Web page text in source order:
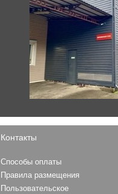
Контакты
Способы оплаты
Правила размещения
Пользовательское